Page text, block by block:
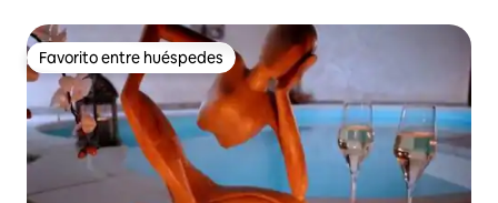
Favorito entre huéspedes
Favorito entre huéspedes